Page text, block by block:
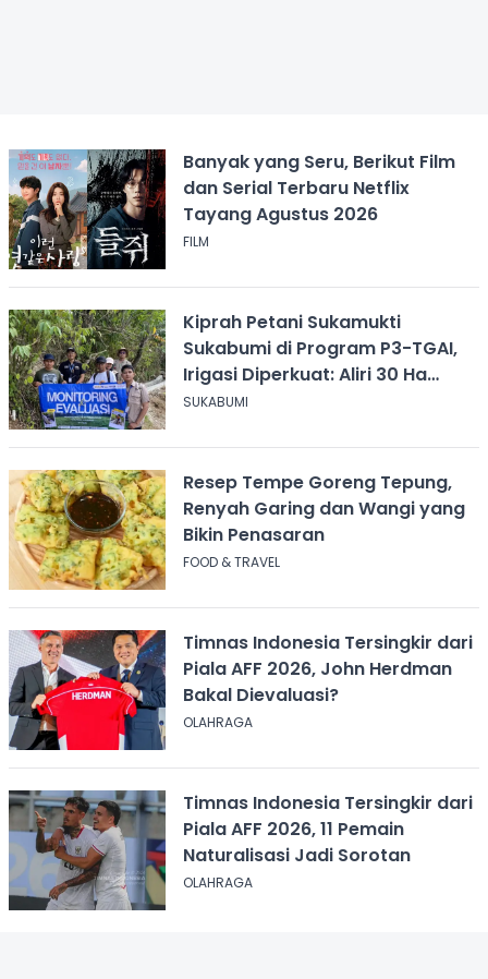
Banyak yang Seru, Berikut Film
dan Serial Terbaru Netflix
Tayang Agustus 2026
FILM
Kiprah Petani Sukamukti
Sukabumi di Program P3-TGAI,
Irigasi Diperkuat: Aliri 30 Ha
Sawah
SUKABUMI
Resep Tempe Goreng Tepung,
Renyah Garing dan Wangi yang
Bikin Penasaran
FOOD & TRAVEL
Timnas Indonesia Tersingkir dari
Piala AFF 2026, John Herdman
Bakal Dievaluasi?
OLAHRAGA
Timnas Indonesia Tersingkir dari
Piala AFF 2026, 11 Pemain
Naturalisasi Jadi Sorotan
OLAHRAGA